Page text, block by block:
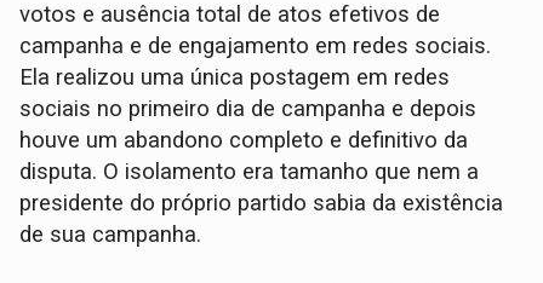
votos e ausência total de atos efetivos de
campanha e de engajamento em redes sociais.
Ela realizou uma única postagem em redes
sociais no primeiro dia de campanha e depois
houve um abandono completo e definitivo da
disputa. O isolamento era tamanho que nem a
presidente do próprio partido sabia da existência
de sua campanha.